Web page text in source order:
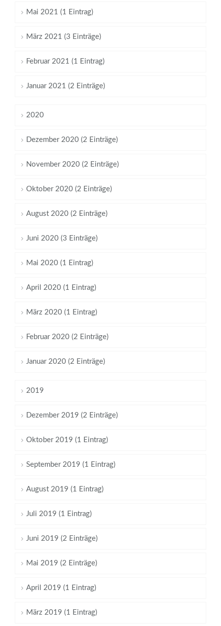
Mai 2021 (1 Eintrag)
März 2021 (3 Einträge)
Februar 2021 (1 Eintrag)
Januar 2021 (2 Einträge)
2020
Dezember 2020 (2 Einträge)
November 2020 (2 Einträge)
Oktober 2020 (2 Einträge)
August 2020 (2 Einträge)
Juni 2020 (3 Einträge)
Mai 2020 (1 Eintrag)
April 2020 (1 Eintrag)
März 2020 (1 Eintrag)
Februar 2020 (2 Einträge)
Januar 2020 (2 Einträge)
2019
Dezember 2019 (2 Einträge)
Oktober 2019 (1 Eintrag)
September 2019 (1 Eintrag)
August 2019 (1 Eintrag)
Juli 2019 (1 Eintrag)
Juni 2019 (2 Einträge)
Mai 2019 (2 Einträge)
April 2019 (1 Eintrag)
März 2019 (1 Eintrag)